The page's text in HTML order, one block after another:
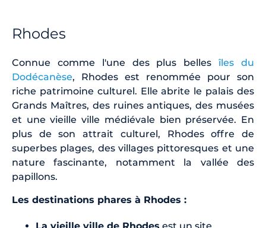
Rhodes
Connue comme l'une des plus bellesîles du
Dodécanèse, Rhodes est renommée pour son
riche patrimoine culturel. Elle abrite le palais des
Grands Maîtres, des ruines antiques, des musées
et une vieille ville médiévale bien préservée. En
plus de son attrait culturel, Rhodes offre de
superbes plages, des villages pittoresques et une
nature fascinante, notamment la vallée des
papillons.
Les destinations phares à Rhodes :